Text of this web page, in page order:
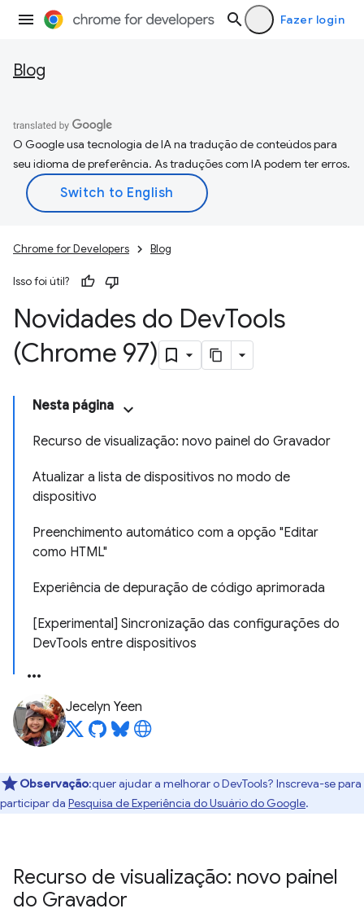
Fazer login
Blog
O Google usa tecnologia de IA na tradução de conteúdos para
seu idioma de preferência. As traduções com IA podem ter erros.
Chrome for Developers Blog
Isso foi útil?
Novidades do DevTools
(Chrome 97)
Nesta página
Recurso de visualização: novo painel do Gravador
Atualizar a lista de dispositivos no modo de
dispositivo
Preenchimento automático com a opção "Editar
como HTML"
Experiência de depuração de código aprimorada
[Experimental] Sincronização das configurações do
DevTools entre dispositivos
Jecelyn Yeen
Observação:quer ajudar a melhorar o DevTools? Inscreva-se para
participar da Pesquisa de Experiência do Usuário do Google.
Recurso de visualização: novo painel
do Gravador